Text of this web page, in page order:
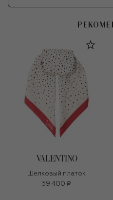
Шелковый платок
59 400 ₽